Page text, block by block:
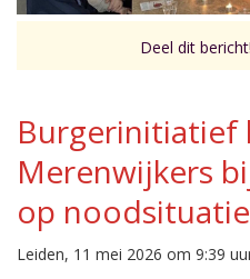
Deel dit
Burgerinitiatief
Merenwijkers
op noodsituatie
Leiden, 11 mei 2026 om 9:39